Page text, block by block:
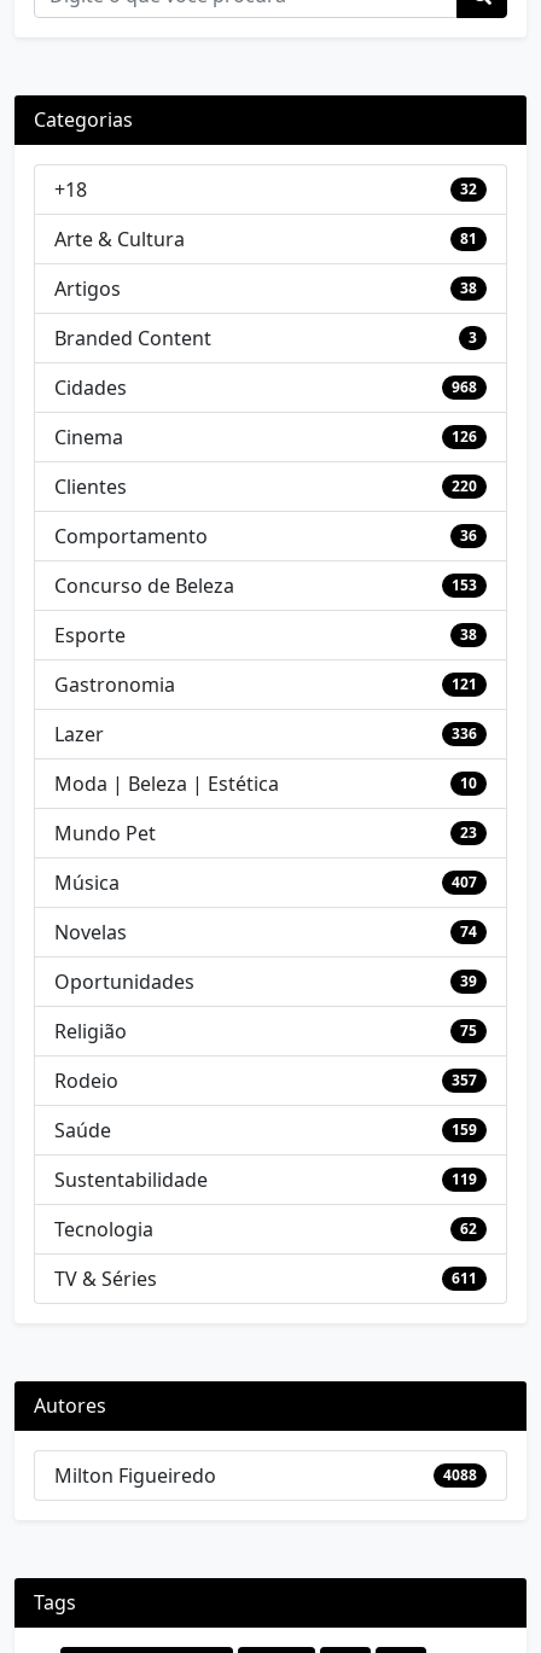
Categorias
+18 32
Arte & Cultura 81
Artigos 38
Branded Content 3
Cidades 968
Cinema 126
Clientes 220
Comportamento 36
Concurso de Beleza 153
Esporte 38
Gastronomia 121
Lazer 336
Moda | Beleza | Estética 10
Mundo Pet 23
Música 407
Novelas 74
Oportunidades 39
Religião 75
Rodeio 357
Saúde 159
Sustentabilidade 119
Tecnologia 62
TV & Séries 611
Autores
Milton Figueiredo 4088
Tags